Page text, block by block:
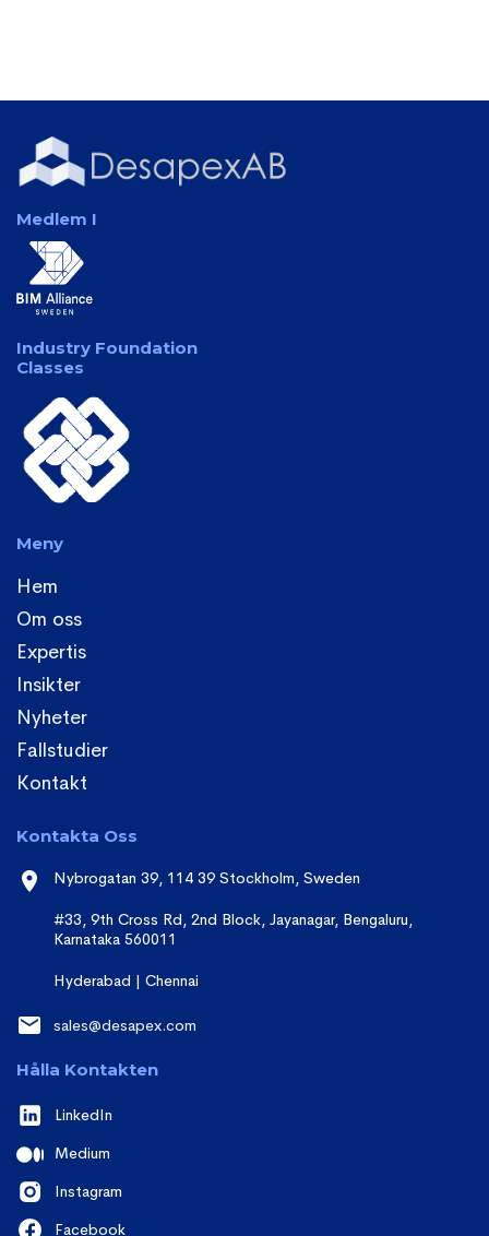
Medlem I
Industry Foundation
Classes
Meny
Hem
Om oss
Expertis
Insikter
Nyheter
Fallstudier
Kontakt
Kontakta Oss
Nybrogatan 39, 114 39 Stockholm, Sweden
#33, 9th Cross Rd, 2nd Block, Jayanagar, Bengaluru,
Karnataka 560011
Hyderabad | Chennai
sales@desapex.com
Hålla Kontakten
LinkedIn
Medium
Instagram
Facebook